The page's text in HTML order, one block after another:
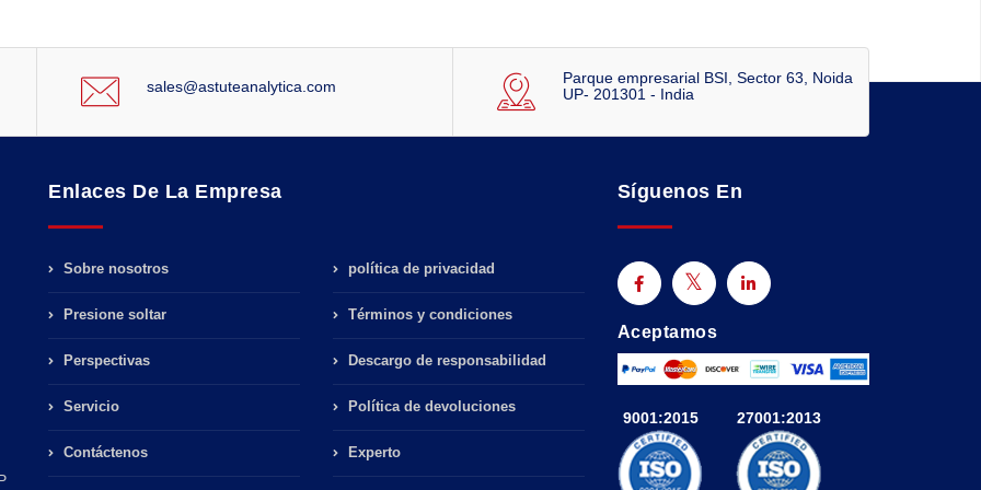
sales@astuteanalytica.com
Parque empresarial BSI, Sector 63, Noida
UP- 201301 - India
Enlaces De La Empresa
Sobre nosotros
Presione soltar
Perspectivas
Servicio
Contáctenos
política de privacidad
Términos y condiciones
Descargo de responsabilidad
Política de devoluciones
Experto
Síguenos En
Aceptamos
9001:2015 27001:2013